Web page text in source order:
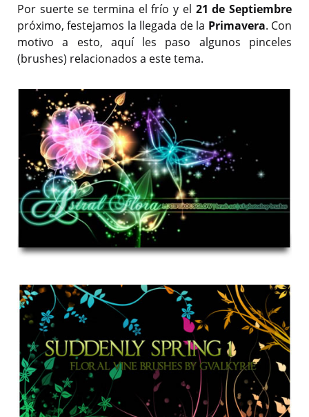
Por suerte se termina el frío y el 21 de Septiembre
próximo, festejamos la llegada de la Primavera. Con
motivo a esto, aquí les paso algunos pinceles
(brushes) relacionados a este tema.